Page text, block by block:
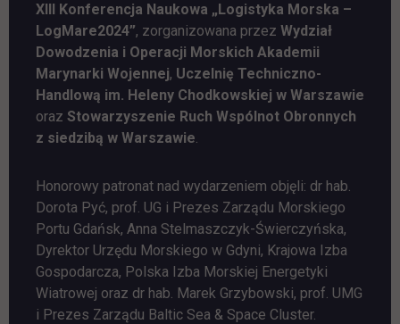
XIII Konferencja Naukowa „Logistyka Morska –
LogMare2024”, zorganizowana przez Wydział
Dowodzenia i Operacji Morskich Akademii
Marynarki Wojennej, Uczelnię Techniczno-
Handlową im. Heleny Chodkowskiej w Warszawie
oraz Stowarzyszenie Ruch Wspólnot Obronnych
z siedzibą w Warszawie.
Honorowy patronat nad wydarzeniem objęli: dr hab.
Dorota Pyć, prof. UG i Prezes Zarządu Morskiego
Portu Gdańsk, Anna Stelmaszczyk-Świerczyńska,
Dyrektor Urzędu Morskiego w Gdyni, Krajowa Izba
Gospodarcza, Polska Izba Morskiej Energetyki
Wiatrowej oraz dr hab. Marek Grzybowski, prof. UMG
i Prezes Zarządu Baltic Sea & Space Cluster.